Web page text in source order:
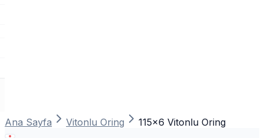
Ana Sayfa Vitonlu Oring 115x6 Vitonlu Oring